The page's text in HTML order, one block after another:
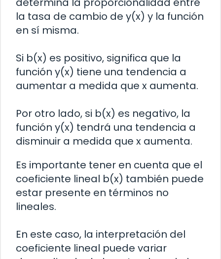
la tasa de cambio de y(x) y la función
en sí misma.
Si b(x) es positivo, significa que la
función y(x) tiene una tendencia a
aumentar a medida que x aumenta.
Por otro lado, si b(x) es negativo, la
función y(x) tendrá una tendencia a
disminuir a medida que x aumenta.
Es importante tener en cuenta que el
coeficiente lineal b(x) también puede
estar presente en términos no
lineales.
En este caso, la interpretación del
coeficiente lineal puede variar